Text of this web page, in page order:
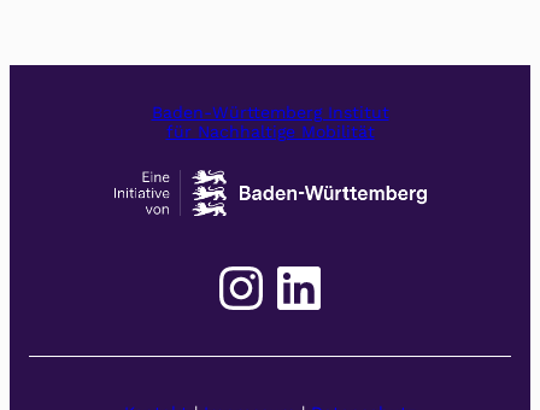
Baden-Württemberg Institut
für Nachhaltige Mobilität
Instagram LinkedIn